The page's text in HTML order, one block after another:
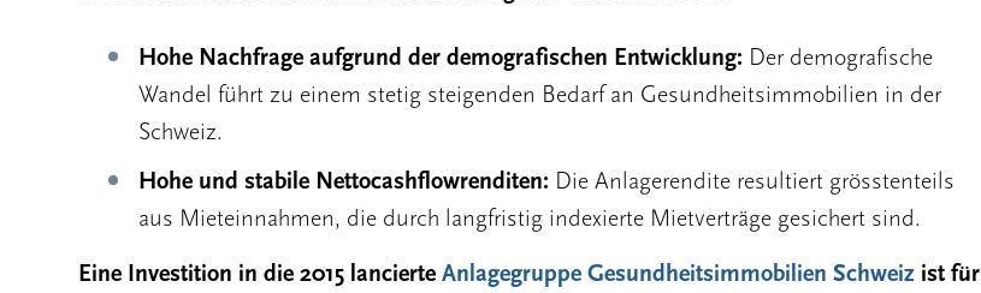
Hohe Nachfrage aufgrund der demografischen Entwicklung: Der demografische
Wandel führt zu einem stetig steigenden Bedarf an Gesundheitsimmobilien in der
Schweiz.
Hohe und stabile Nettocashflowrenditen: Die Anlagerendite resultiert grösstenteils
aus Mieteinnahmen, die durch langfristig indexierte Mietverträge gesichert sind.
Eine Investition in die 2015 lancierte Anlagegruppe Gesundheitsimmobilien Schweiz ist für